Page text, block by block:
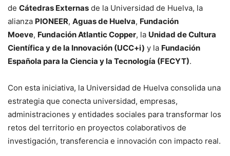
de Cátedras Externas de la Universidad de Huelva, la
alianza PIONEER, Aguas de Huelva, Fundación
Moeve, Fundación Atlantic Copper, la Unidad de Cultura
Científica y de la Innovación (UCC+i) y la Fundación
Española para la Ciencia y la Tecnología (FECYT).
Con esta iniciativa, la Universidad de Huelva consolida una
estrategia que conecta universidad, empresas,
administraciones y entidades sociales para transformar los
retos del territorio en proyectos colaborativos de
investigación, transferencia e innovación con impacto real.